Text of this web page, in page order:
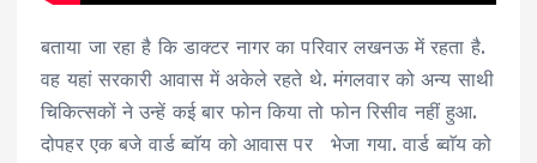
बताया जा रहा है कि डाक्टर नागर का परिवार लखनऊ में रहता है.
वह यहां सरकारी आवास में अकेले रहते थे. मंगलवार को अन्य साथी
चिकित्सकों ने उन्हें कई बार फोन किया तो फोन रिसीव नहीं हुआ.
दोपहर एक बजे वार्ड ब्वाॅय को आवास पर भेजा गया. वार्ड ब्वाॅय को